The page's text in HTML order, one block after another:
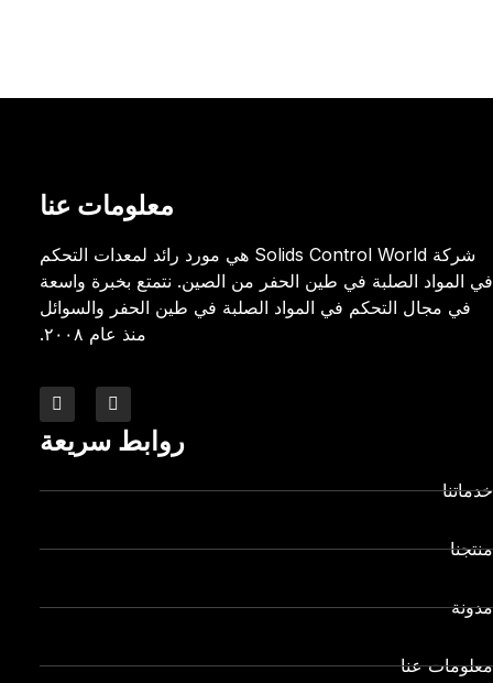
معلومات عنا
شركة Solids Control World هي مورد رائد لمعدات التحكم
في المواد الصلبة في طين الحفر من الصين. نتمتع بخبرة واسعة
في مجال التحكم في المواد الصلبة في طين الحفر والسوائل
منذ عام ٢٠٠٨.
روابط سريعة
خدماتنا
منتجنا
مدونة
معلومات عنا